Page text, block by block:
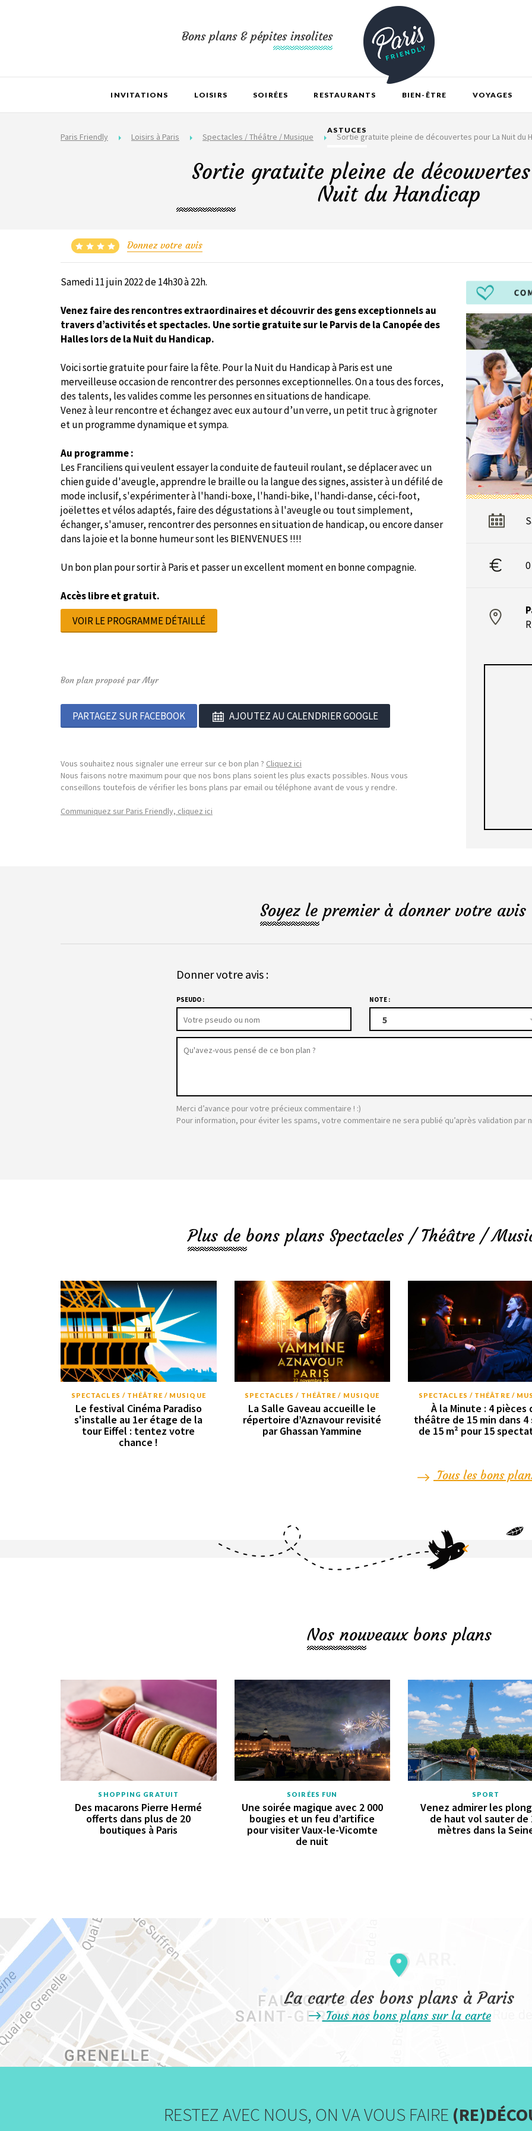
Bons plans & pépites insolites
INVITATIONS LOISIRS SOIRÉES RESTAURANTS BIEN-ÊTRE VOYAGES
ASTUCES
Paris Friendly Loisirs à Paris Spectacles / Théâtre / Musique Sortie gratuite pleine de découvertes pour La Nuit du
Sortie gratuite pleine de
Nuit du Handicap
Donnez votre avis
Samedi 11 juin 2022 de 14h30 à 22h.
Venez faire des rencontres extraordinaires et découvrir des gens exceptionnels au
travers d’activités et spectacles. Une sortie gratuite sur le Parvis de la Canopée des
Halles lors de la Nuit du Handicap.
Voici sortie gratuite pour faire la fête. Pour la Nuit du Handicap à Paris est une
merveilleuse occasion de rencontrer des personnes exceptionnelles. On a tous des forces,
des talents, les valides comme les personnes en situations de handicape.
Venez à leur rencontre et échangez avec eux autour d’un verre, un petit truc à grignoter
et un programme dynamique et sympa.
Au programme :
Les Franciliens qui veulent essayer la conduite de fauteuil roulant, se déplacer avec un
chien guide d'aveugle, apprendre le braille ou la langue des signes, assister à un défilé de
mode inclusif, s'expérimenter à l'handi-boxe, l'handi-bike, l'handi-danse, céci-foot,
joëlettes et vélos adaptés, faire des dégustations à l'aveugle ou tout simplement,
échanger, s'amuser, rencontrer des personnes en situation de handicap, ou encore danser
dans la joie et la bonne humeur sont les BIENVENUES !!!!
Un bon plan pour sortir à Paris et passer un excellent moment en bonne compagnie.
Accès libre et gratuit.
VOIR LE PROGRAMME DÉTAILLÉ
Bon plan proposé par Myr
PARTAGEZ SUR FACEBOOK AJOUTEZ AU CALENDRIER GOOGLE
Vous souhaitez nous signaler une erreur sur ce bon plan ? Cliquez ici
Nous faisons notre maximum pour que nos bons plans soient les plus exacts possibles. Nous vous
conseillons toutefois de vérifier les bons plans par email ou téléphone avant de vous y rendre.
Communiquez sur Paris Friendly, cliquez ici
Soyez le premier à donner votre
Donner votre avis :
PSEUDO : NOTE :
5
Merci d’avance pour votre précieux commentaire ! :)
Pour information, pour éviter les spams, votre commentaire ne sera publié qu’après validation par
Plus de bons plans Spectacles / Théâtre /
SPECTACLES / THÉÂTRE / MUSIQUE
Le festival Cinéma Paradiso
s'installe au 1er étage de la
tour Eiffel : tentez votre
chance !
SPECTACLES / THÉÂTRE / MUSIQUE
La Salle Gaveau accueille le
répertoire d’Aznavour revisité
par Ghassan Yammine
SPECTACLES / THÉÂTRE /
À la Minute : 4 pièces
théâtre de 15 min dans 4
de 15 m² pour 15
Tous les bons
Nos nouveaux bons plans
SHOPPING GRATUIT
Des macarons Pierre Hermé
offerts dans plus de 20
boutiques à Paris
SOIRÉES FUN
Une soirée magique avec 2 000
bougies et un feu d’artifice
pour visiter Vaux-le-Vicomte
de nuit
SPORT
Venez admirer les
de haut vol sauter de
mètres dans la
La carte des bons plans à Paris
Tous nos bons plans sur la carte
RESTEZ AVEC NOUS, ON VA VOUS FAIRE